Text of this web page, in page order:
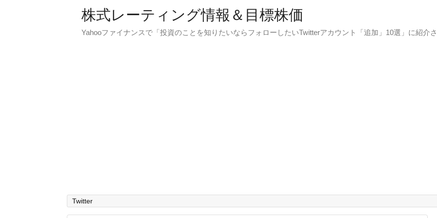
株式レーティング情報＆目標株価
Yahooファイナンスで「投資のことを知りたいならフォローしたいTwitterアカウント「追加」10選」に紹介
Twitter